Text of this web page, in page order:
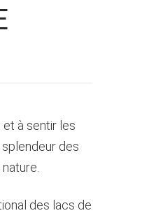
à sentir les
des
des lacs de